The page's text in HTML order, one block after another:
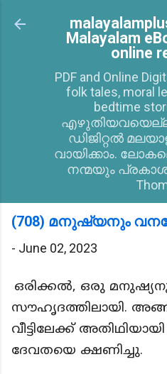
Skip to
Malayalam
online
PDF and Online
folk tales, moral
bedtime
ഡിജിറ്റൽ
വായിക്കാം.
നന്മയും
(708) മനുഷ്യനും
- June 02, 2023
ഒരിക്കൽ, ഒരു
സൗഹൃദത്തിലായി.
വീട്ടിലേക്ക്
ദേവതയെ ക്ഷണിച്ചു.